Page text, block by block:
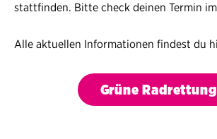
stattfinden. Bitte check deinen Termin
Alle aktuellen Informationen findest du
Grüne Radrettung